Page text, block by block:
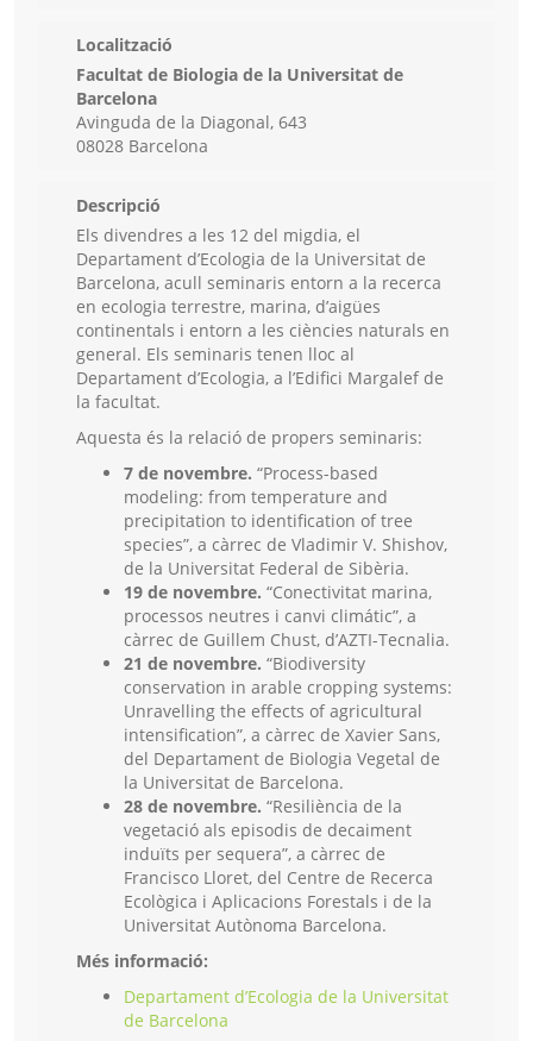
Localització
Facultat de Biologia de la Universitat de
Barcelona
Avinguda de la Diagonal, 643
08028 Barcelona
Descripció
Els divendres a les 12 del migdia, el
Departament d’Ecologia de la Universitat de
Barcelona, acull seminaris entorn a la recerca
en ecologia terrestre, marina, d’aigües
continentals i entorn a les ciències naturals en
general. Els seminaris tenen lloc al
Departament d’Ecologia, a l’Edifici Margalef de
la facultat.
Aquesta és la relació de propers seminaris:
7 de novembre. “Process-based
modeling: from temperature and
precipitation to identification of tree
species”, a càrrec de Vladimir V. Shishov,
de la Universitat Federal de Sibèria.
19 de novembre. “Conectivitat marina,
processos neutres i canvi climátic”, a
càrrec de Guillem Chust, d’AZTI-Tecnalia.
21 de novembre. “Biodiversity
conservation in arable cropping systems:
Unravelling the effects of agricultural
intensification”, a càrrec de Xavier Sans,
del Departament de Biologia Vegetal de
la Universitat de Barcelona.
28 de novembre. “Resiliència de la
vegetació als episodis de decaiment
induïts per sequera”, a càrrec de
Francisco Lloret, del Centre de Recerca
Ecològica i Aplicacions Forestals i de la
Universitat Autònoma Barcelona.
Més informació:
Departament d’Ecologia de la Universitat
de Barcelona